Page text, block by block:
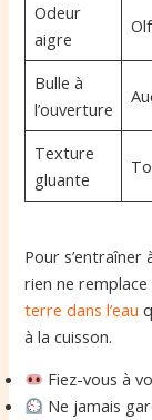
Odeur
aigre
Bulle à
l’ouverture
Texture
gluante
Pour s’entraîner
rien ne
terre dans l’eau
à la cuisson.
Fiez-vous à
Ne jamais